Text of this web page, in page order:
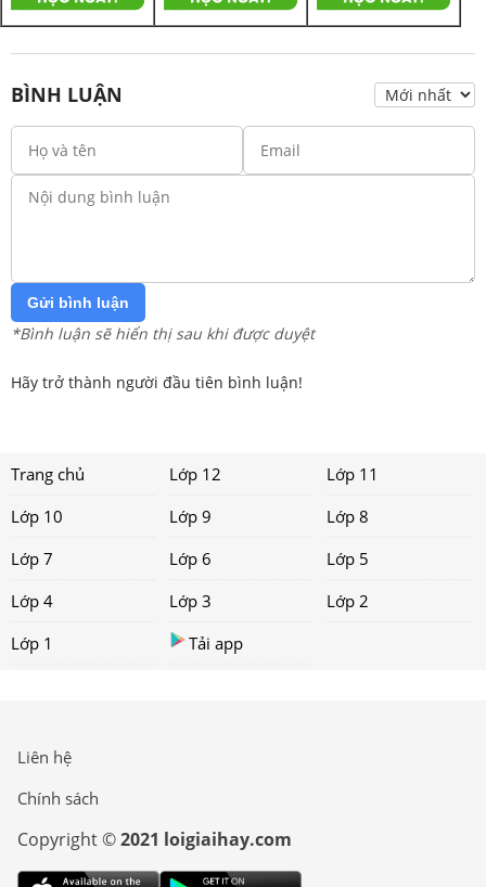
BÌNH LUẬN
Gửi bình luận
*Bình luận sẽ hiển thị sau khi được duyệt
Hãy trở thành người đầu tiên bình luận!
Trang chủ Lớp 12
Lớp 11
Lớp 10
Lớp 9
Lớp 8
Lớp 7
Lớp 6
Lớp 5
Lớp 4
Lớp 3
Lớp 2
Lớp 1
Tải app
Liên hệ
Chính sách
Copyright ©2021 loigiaihay.com